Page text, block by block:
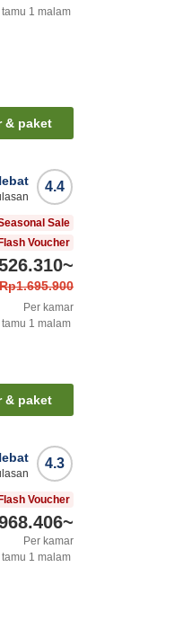
tamu 1 malam
& paket
4.4
Sale
Flash Voucher
~
Rp1.695.900
Per kamar
tamu 1 malam
& paket
4.3
Flash Voucher
~
Per kamar
tamu 1 malam